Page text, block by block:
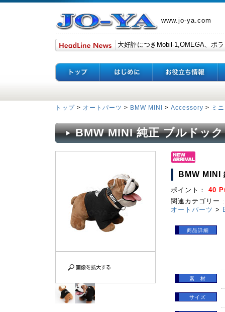
www.jo-ya.com
トップ > オートパーツ > BMW MINI > Accessory > ミ
BMW MINI 純正 ブルドッ
BMW MINI
ポイント： 40
関連カテゴリー :
オートパーツ >
商品詳細
素 材
サイズ